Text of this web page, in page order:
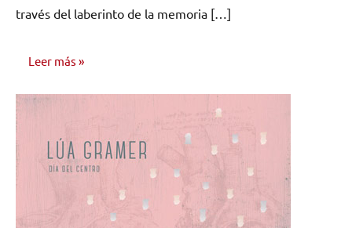
través del laberinto de la memoria […]
Leer más